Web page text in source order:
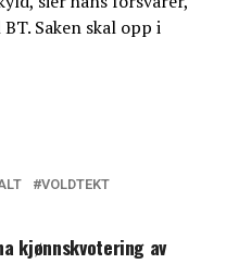
Saken skal opp i
VOLDTEKT
kjønnskvotering av